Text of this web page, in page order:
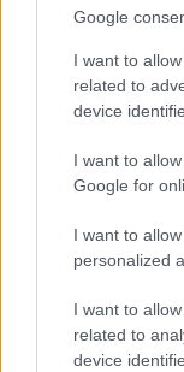
Google
I want to
related to
device
I want to
Google for
I want to
personalized
I want to
related to
device